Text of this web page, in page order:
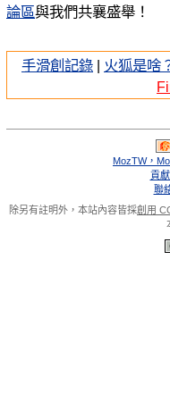
論區與我們共襄盛舉！
手滑創記錄 | 火狐是啥
MozTW，
貢
聯
除另有註明外，本站內容皆採創用